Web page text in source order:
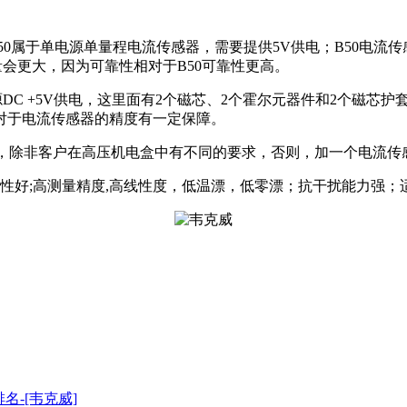
单电源单量程电流传感器，需要提供5V供电；B50电流传
更大，因为可靠性相对于B50可靠性更高。
供电，这里面有2个磁芯、2个霍尔元器件和2个磁芯护
电流传感器的精度有一定保障。
客户在高压机电盒中有不同的要求，否则，加一个电流传
好;高测量精度,高线性度，低温漂，低零漂；抗干扰能力强
名-[韦克威]